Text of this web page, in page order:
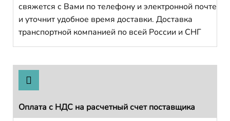
свяжется с Вами по телефону и электронной почте
и уточнит удобное время доставки. Доставка
транспортной компанией по всей России и СНГ
Оплата с НДС на расчетный счет поставщика